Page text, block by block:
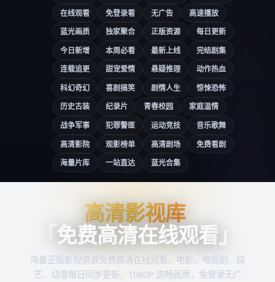
在线观看
免登录看 无广告
高速播放
蓝光画质
独家聚合 正版资源
每日更新
今日新增
本周必看 最新上线
完结剧集
连载追更
甜宠爱情 悬疑推理
动作热血
科幻奇幻
喜剧搞笑 剧情人生
惊悚恐怖
历史古装
纪录片 青春校园
家庭温情
战争军事
犯罪警匪 运动竞技
音乐歌舞
高清影院
观影榜单 高清剧场
免费看剧
海量片库
一站直达 蓝光合集
高清影视库
高清影视库
免费高清在线观看」
海量正版影视资源免费高清在线观看 ，电影、电视剧、综
艺、动漫每日同步更新，1080P 流畅画质，免登录无广